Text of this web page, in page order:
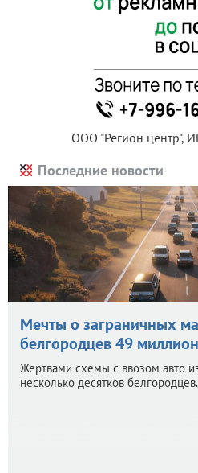
ООО "Регион центр",
Последние новости
Мечты о заграничных
белгородцев 49
Жертвами схемы с ввозом авто
несколько десятков белгородцев.